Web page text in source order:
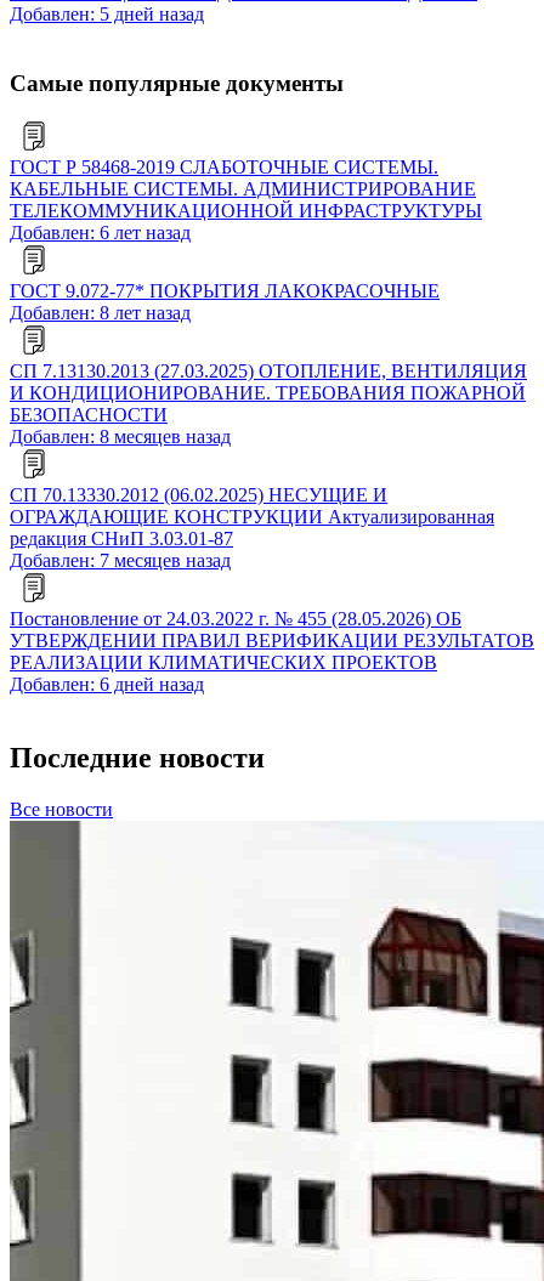
Добавлен: 5 дней назад
Самые популярные документы
ГОСТ Р 58468-2019 СЛАБОТОЧНЫЕ СИСТЕМЫ.
КАБЕЛЬНЫЕ СИСТЕМЫ. АДМИНИСТРИРОВАНИЕ
ТЕЛЕКОММУНИКАЦИОННОЙ ИНФРАСТРУКТУРЫ
Добавлен: 6 лет назад
ГОСТ 9.072-77* ПОКРЫТИЯ ЛАКОКРАСОЧНЫЕ
Добавлен: 8 лет назад
СП 7.13130.2013 (27.03.2025) ОТОПЛЕНИЕ, ВЕНТИЛЯЦИЯ
И КОНДИЦИОНИРОВАНИЕ. ТРЕБОВАНИЯ ПОЖАРНОЙ
БЕЗОПАСНОСТИ
Добавлен: 8 месяцев назад
СП 70.13330.2012 (06.02.2025) НЕСУЩИЕ И
ОГРАЖДАЮЩИЕ КОНСТРУКЦИИ Актуализированная
редакция СНиП 3.03.01-87
Добавлен: 7 месяцев назад
Постановление от 24.03.2022 г. № 455 (28.05.2026) ОБ
УТВЕРЖДЕНИИ ПРАВИЛ ВЕРИФИКАЦИИ РЕЗУЛЬТАТОВ
РЕАЛИЗАЦИИ КЛИМАТИЧЕСКИХ ПРОЕКТОВ
Добавлен: 6 дней назад
Последние новости
Все новости